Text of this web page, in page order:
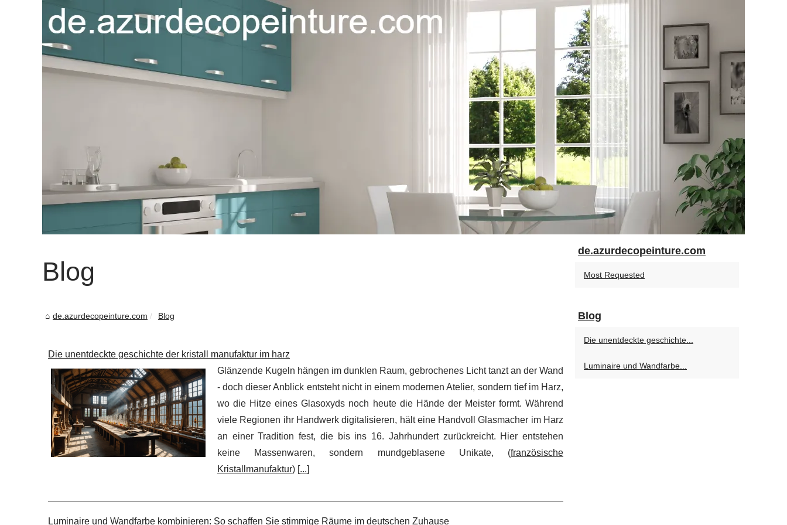
Blog
de.azurdecopeinture.com Blog
Die unentdeckte geschichte der kristall manufaktur im harz
Glänzende Kugeln hängen im dunklen Raum, gebrochenes Licht tanzt an der Wand
- doch dieser Anblick entsteht nicht in einem modernen Atelier, sondern tief im Harz,
wo die Hitze eines Glasoxyds noch heute die Hände der Meister formt. Während
viele Regionen ihr Handwerk digitalisieren, hält eine Handvoll Glasmacher im Harz
an einer Tradition fest, die bis ins 16. Jahrhundert zurückreicht. Hier entstehen
keine Massenwaren, sondern mundgeblasene Unikate, (französische
Kristallmanufaktur) [...]
Luminaire und Wandfarbe kombinieren: So schaffen Sie stimmige Räume im deutschen Zuhause
de.azurdecopeinture.com
Most Requested
Blog
Die unentdeckte geschichte...
Luminaire und Wandfarbe...